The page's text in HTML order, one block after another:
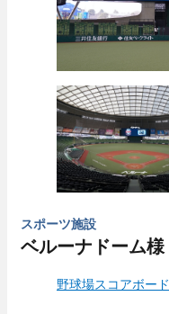
スポーツ施設
ベルーナドーム様
野球場スコアボード